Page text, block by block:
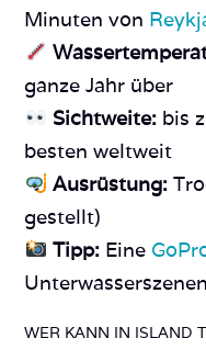
Minuten von
ganze Jahr über
Sichtweite:bis
besten weltweit
Ausrüstung:
gestellt)
Tipp:Eine
WER KANN IN ISLAND